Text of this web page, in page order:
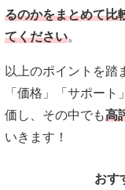
るのかをまとめて比
てください。
以上のポイントを踏
「価格」「サポー
価し、その中でも高
いきます！
おす